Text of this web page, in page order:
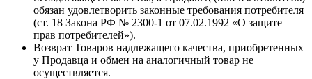
обязан удовлетворить законные требования потребителя
(ст. 18 Закона РФ № 2300-1 от 07.02.1992 «О защите
прав потребителей»).
Возврат Товаров надлежащего качества, приобретенных
у Продавца и обмен на аналогичный товар не
осуществляется.